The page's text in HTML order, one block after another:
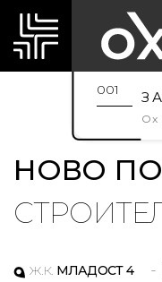
001
Ox
НОВО
Ж.К. МЛАДОСТ 4 -